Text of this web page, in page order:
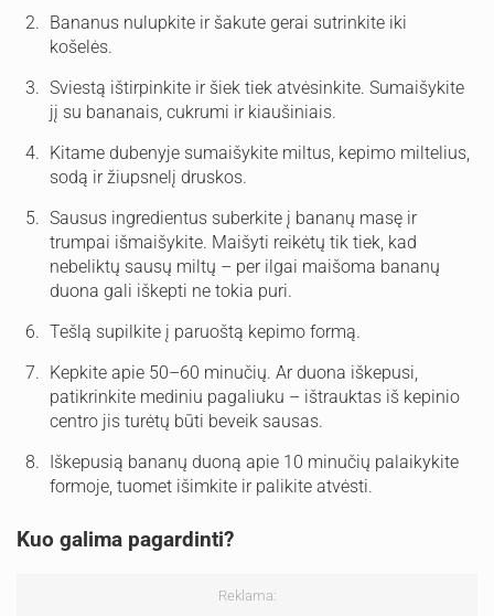
Bananus nulupkite ir šakute gerai sutrinkite iki
košelės.
Sviestą ištirpinkite ir šiek tiek atvėsinkite. Sumaišykite
jį su bananais, cukrumi ir kiaušiniais.
Kitame dubenyje sumaišykite miltus, kepimo miltelius,
sodą ir žiupsnelį druskos.
Sausus ingredientus suberkite į bananų masę ir
trumpai išmaišykite. Maišyti reikėtų tik tiek, kad
nebeliktų sausų miltų – per ilgai maišoma bananų
duona gali iškepti ne tokia puri.
Tešlą supilkite į paruoštą kepimo formą.
Kepkite apie 50–60 minučių. Ar duona iškepusi,
patikrinkite mediniu pagaliuku – ištrauktas iš kepinio
centro jis turėtų būti beveik sausas.
Iškepusią bananų duoną apie 10 minučių palaikykite
formoje, tuomet išimkite ir palikite atvėsti.
Kuo galima pagardinti?
Reklama: